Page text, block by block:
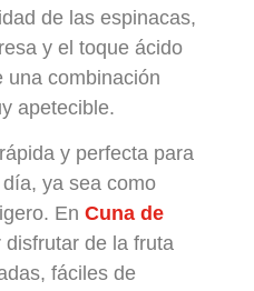
de las espinacas,
y el toque ácido
una combinación
apetecible.
y perfecta para
ya sea como
En Cuna de
de la fruta
fáciles de